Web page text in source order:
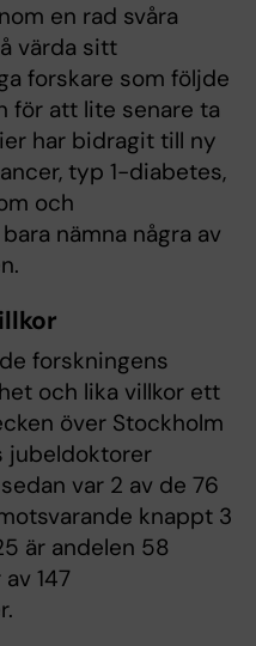
en rad svåra
värda sitt
forskare som följde
för att lite senare ta
har bidragit till ny
typ 1-diabetes,
och
nämna några av
forskningens
och lika villkor ett
över Stockholm
jubeldoktorer
var 2 av de 76
knappt 3
är andelen 58
147